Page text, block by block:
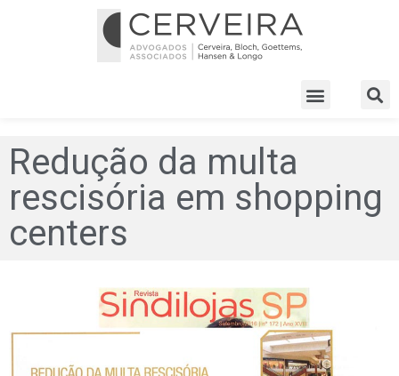
Redução da multa
rescisória em shopping
centers